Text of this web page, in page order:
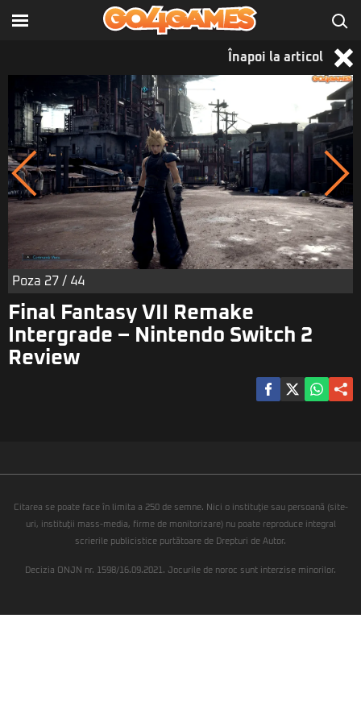
Înapoi la articol
Poza 27 / 44
Final Fantasy VII Remake
Intergrade – Nintendo Switch 2
Review
Citarea se poate face în limita a 250 de semne. Nici o instituţie sau persoană (site-
uri, instituţii mass-media, firme de monitorizare) nu poate reproduce integral
scrierile publicistice purtătoare de Drepturi de Autor.
Decizia ONJN nr. 1598/16.09.2021. Jocurile de noroc sunt interzise minorilor.